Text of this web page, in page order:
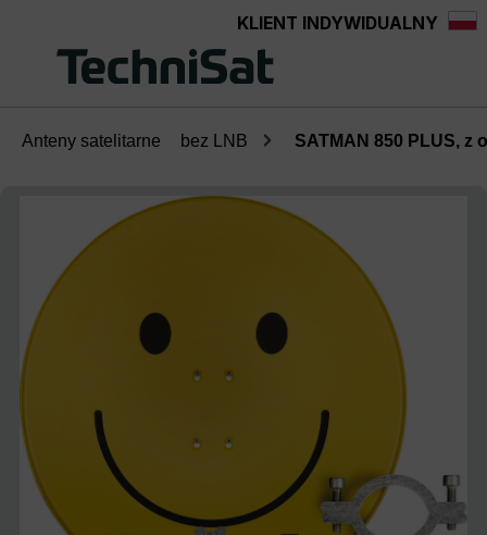
Przejdź do głównej zawartościKLIENT INDYWIDUALNY
Anteny satelitarne bez LNB SATMAN 850 PLUS, z
Pomiń galerię zdjęć